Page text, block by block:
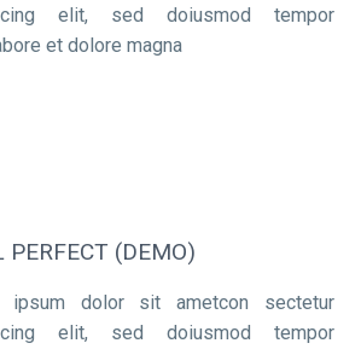
elit, sed doiusmod tempor
et dolore magna
PERFECT (DEMO)
ipsum dolor sit ametcon sectetur
elit, sed doiusmod tempor